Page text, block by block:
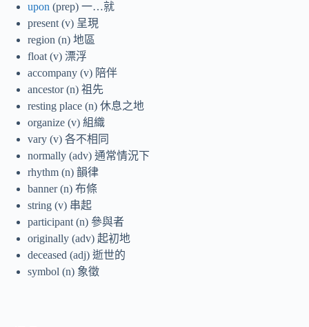
upon (prep) 一…就
present (v) 呈現
region (n) 地區
float (v) 漂浮
accompany (v) 陪伴
ancestor (n) 祖先
resting place (n) 休息之地
organize (v) 組織
vary (v) 各不相同
normally (adv) 通常情況下
rhythm (n) 韻律
banner (n) 布條
string (v) 串起
participant (n) 參與者
originally (adv) 起初地
deceased (adj) 逝世的
symbol (n) 象徵